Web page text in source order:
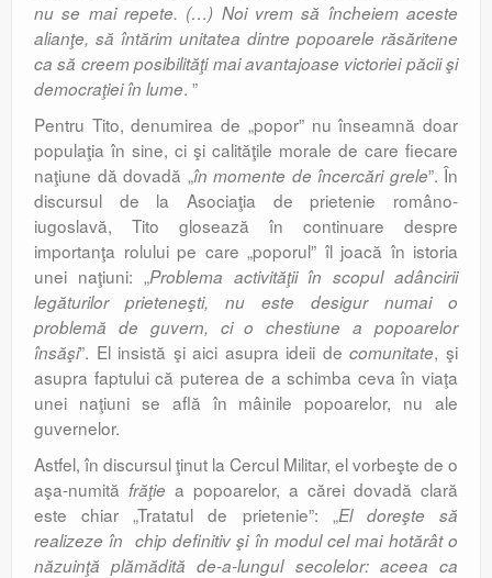
nu se mai repete. (…) Noi vrem să încheiem aceste
alianţe, să întărim unitatea dintre popoarele răsăritene
ca să creem posibilităţi mai avantajoase victoriei păcii şi
democraţiei în lume. ”
Pentru Tito, denumirea de „popor” nu înseamnă doar
populaţia în sine, ci şi calităţile morale de care fiecare
naţiune dă dovadă „în momente de încercări grele”. În
discursul de la Asociaţia de prietenie româno-
iugoslavă, Tito glosează în continuare despre
importanţa rolului pe care „poporul” îl joacă în istoria
unei naţiuni: „Problema activităţii în scopul adâncirii
legăturilor prieteneşti, nu este desigur numai o
problemă de guvern, ci o chestiune a popoarelor
însăşi”. El insistă şi aici asupra ideii decomunitate, şi
asupra faptului că puterea de a schimba ceva în viaţa
unei naţiuni se află în mâinile popoarelor, nu ale
guvernelor.
Astfel, în discursul ţinut la Cercul Militar, el vorbeşte de o
aşa-numită frăţie a popoarelor, a cărei dovadă clară
este chiar „Tratatul de prietenie”: „El doreşte să
realizeze în chip definitiv şi în modul cel mai hotărât o
năzuinţă plămădită de-a-lungul secolelor: aceea ca